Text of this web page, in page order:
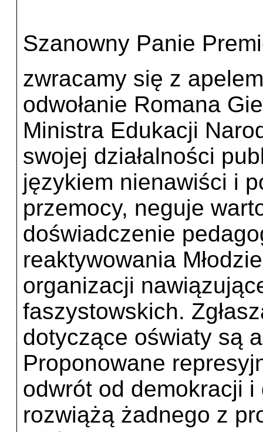
Szanowny Panie
zwracamy się z
odwołanie Romana
Ministra Edukacji
swojej działalności
językiem nienawiści i
przemocy, neguje
doświadczenie
reaktywowania
organizacji
faszystowskich.
dotyczące oświaty są
Proponowane
odwrót od demokracji
rozwiążą żadnego z